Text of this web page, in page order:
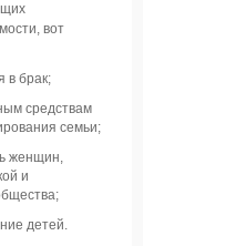
вот
в брак;
средствам
семьи;
женщин,
и
детей.